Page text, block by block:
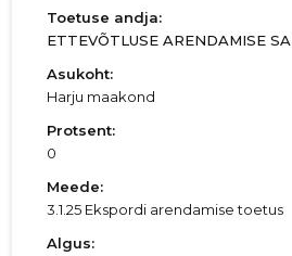
Toetuse andja:
ETTEVÕTLUSE ARENDAMISE SA
Asukoht:
Harju maakond
Protsent:
0
Meede:
3.1.25 Ekspordi arendamise toetus
Algus: